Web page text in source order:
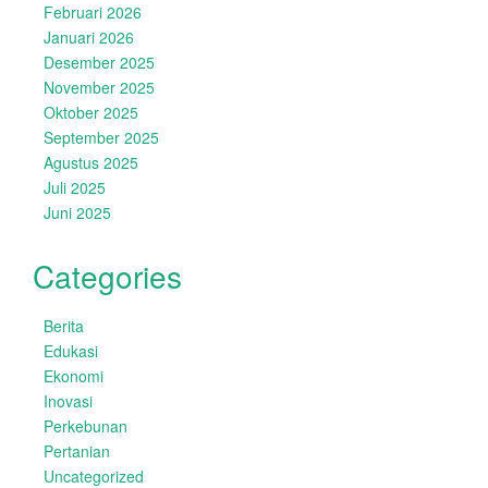
Februari 2026
Januari 2026
Desember 2025
November 2025
Oktober 2025
September 2025
Agustus 2025
Juli 2025
Juni 2025
Categories
Berita
Edukasi
Ekonomi
Inovasi
Perkebunan
Pertanian
Uncategorized